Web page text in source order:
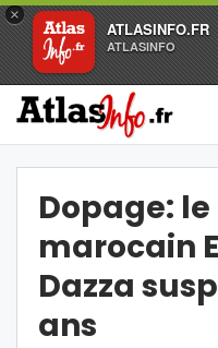
×
ATLASINFO.FR
ATLASINFO
Dopage:
marocain
Dazza
ans